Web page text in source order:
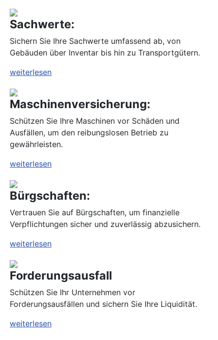
Sachwerte:
Sichern Sie Ihre Sachwerte umfassend ab, von
Gebäuden über Inventar bis hin zu Transportgütern.
weiterlesen
Maschinenversicherung:
Schützen Sie Ihre Maschinen vor Schäden und
Ausfällen, um den reibungslosen Betrieb zu
gewährleisten.
weiterlesen
Bürgschaften:
Vertrauen Sie auf Bürgschaften, um finanzielle
Verpflichtungen sicher und zuverlässig abzusichern.
weiterlesen
Forderungsausfall
Schützen Sie Ihr Unternehmen vor
Forderungsausfällen und sichern Sie Ihre Liquidität.
weiterlesen